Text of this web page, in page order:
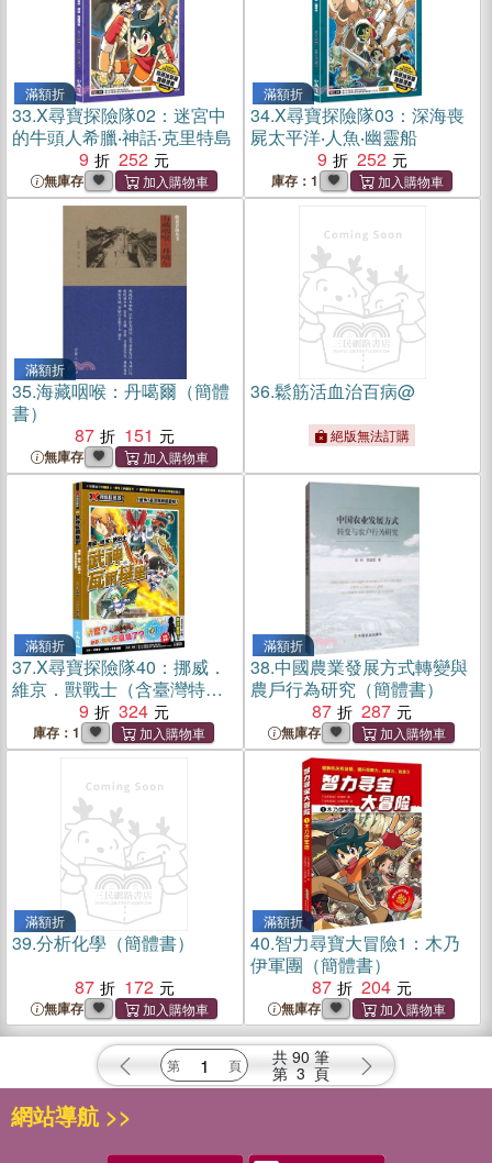
滿額折
33.X尋寶探險隊02：迷宮中
的牛頭人希臘‧神話‧克里特島
9
252
無庫存
滿額折
34.X尋寶探險隊03：深海喪
屍太平洋‧人魚‧幽靈船
9
252
庫存：1
滿額折
35.海藏咽喉：丹噶爾（簡體
書）
87
151
無庫存
36.鬆筋活血治百病@
絕版無法訂購
滿額折
37.X尋寶探險隊40：挪威．
維京．獸戰士（含臺灣特別
9 324
庫存：1
滿額折
38.中國農業發展方式轉變與
農戶行為研究（簡體書）
87
287
無庫存
滿額折
39.分析化學（簡體書）
87
172
無庫存
滿額折
40.智力尋寶大冒險1：木乃
伊軍團（簡體書）
87
204
無庫存
共 90 筆
第 3 頁
網站導航 >>